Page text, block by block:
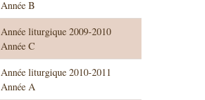
Année B
Année liturgique 2009-2010
Année C
Année liturgique 2010-2011
Année A